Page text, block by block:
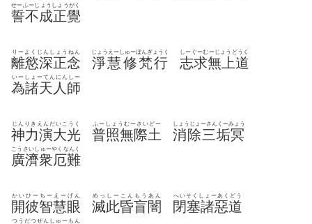
誓不成正覺
せーふーじょうしょうがく
離慾深正念
りーよくじんしょうねん
淨慧修梵行
じょうえーしゅーぼんぎょうく
志求無上道
しーぐーむーじょうどうく
為諸天人師
いーしょーてんにんしー
神力演大光
じんりきえんだいこうく
普照無際土
ふーしょうむーさいどー
消除三垢冥
しょうじょーさんくーみょう
廣濟衆厄難
こうさいしゅーやくなんく
開彼智慧眼
かいひーちーえーげん
滅此昏盲闇
めっしーこんもうあん
閉塞諸惡道
へいそくしょーあくどう
つうだつぜんしゅーもん